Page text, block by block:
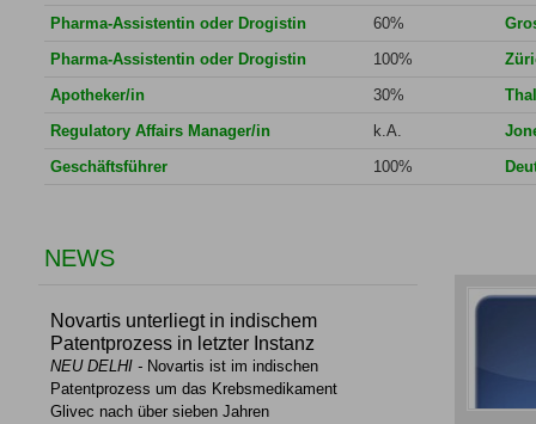
Pharma-Assistentin oder Drogistin
60%
Pharma-Assistentin oder Drogistin
100%
Apotheker/in
30%
Regulatory Affairs Manager/in
k.A.
Geschäftsführer
100%
NEWS
Novartis unterliegt in indischem
Patentprozess in letzter Instanz
NEU DELHI - Novartis ist im indischen
Patentprozess um das Krebsmedikament
Glivec nach über sieben Jahren